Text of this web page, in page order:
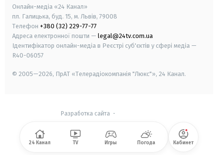
Онлайн-медіа «24 Канал»
пл. Галицька, буд. 15, м. Львів, 79008
Телефон +380 (32) 229-77-77
Адреса електронної пошти — legal@24tv.com.ua
Ідентифікатор онлайн-медіа в Реєстрі суб'єктів у сфері медіа —
R40-06057
© 2005—2026, ПрАТ «Телерадіокомпанія "Люкс"», 24 Канал.
Разработка сайта -
24 Канал TV Игры Погода Кабинет